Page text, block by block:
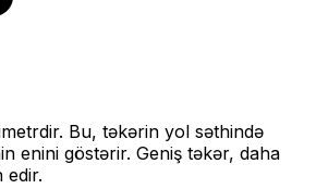
Bu, təkərin yol səthində
enini göstərir. Geniş təkər, daha
edir.